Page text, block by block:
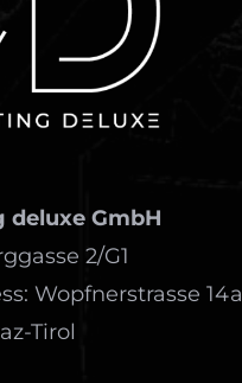
GmbH
2/G1
Wopfnerstrasse 14a
Tirol